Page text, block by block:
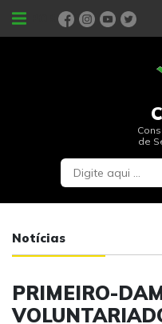
PORTAIS
de
Notícias
PRIMEIRO-